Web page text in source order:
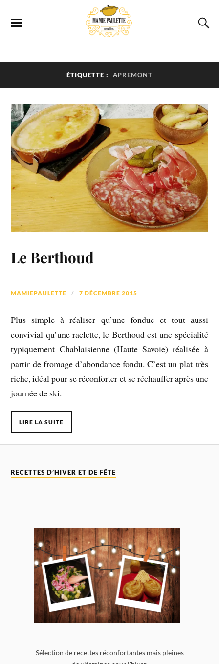
ÉTIQUETTE : APREMONT
Le Berthoud
MAMIEPAULETTE 7 DÉCEMBRE 2015
Plus simple à réaliser qu’une fondue et tout aussi
convivial qu’une raclette, le Berthoud est une spécialité
typiquement Chablaisienne (Haute Savoie) réalisée à
partir de fromage d’abondance fondu. C’est un plat très
riche, idéal pour se réconforter et se réchauffer après une
journée de ski.
LIRE LA SUITE
RECETTES D’HIVER ET DE FÊTE
Sélection de recettes réconfortantes mais pleines